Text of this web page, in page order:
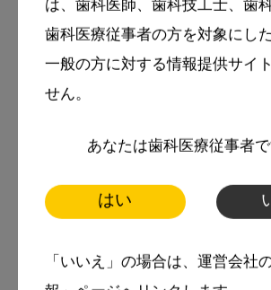
は、歯科医師、歯科技工士、歯
歯科医療従事者の方を対象にし
一般の方に対する情報提供サイ
せん。
あなたは歯科医療従事者で
はい
「いいえ」の場合は、運営会社
されているが、因果関係は証明
い」という慎重な姿勢をとるべ